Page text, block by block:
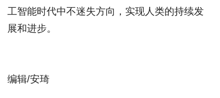
工智能时代中不迷失方向，实现人类的持续发
展和进步。
编辑/安琦